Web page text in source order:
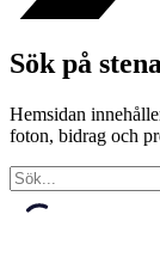
Sök på
Hemsidan
foton, bidrag och